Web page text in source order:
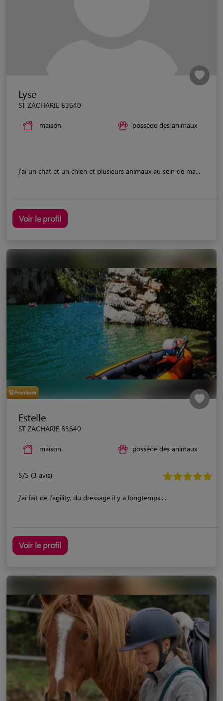
Lyse
ST ZACHARIE 83640
maison possède des animaux
j'ai un chat et un chien et plusieurs animaux au sein de ma...
Voir le profil
Estelle
ST ZACHARIE 83640
maison possède des animaux
5/5 (3 avis)
j'ai fait de l'agility, du dressage il y a longtemps....
Voir le profil